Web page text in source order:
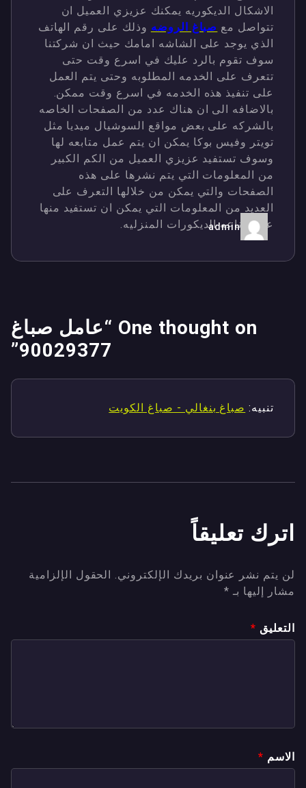
الاشكال الديكوريه يمكنك عزيزي العميل ان
تتواصل معصباغ الروضهوذلك على رقم الهاتف
الذي يوجد على الشاشه امامك حيث ان شركتنا
سوف تقوم بالرد عليك في اسرع وقت حتى
تتعرف على الخدمه المطلوبه وحتى يتم العمل
على تنفيذ هذه الخدمه في اسرع وقت ممكن.
بالاضافه الى ان هناك عدد من الصفحات الخاصه
بالشركه على بعض مواقع السوشيال ميديا مثل
تويتر وفيس بوكا يمكن ان يتم عمل متابعه لها
وسوف تستفيد عزيزي العميل من الكم الكبير
من المعلومات التي يتم نشرها على هذه
الصفحات والتي يمكن من خلالها التعرف على
العديد من المعلومات التي يمكن ان تستفيد منها
عند صناعه الديكورات المنزليه.
admin
One thought on “
عامل صباغ
90029377
”
تنبيه:صباغ بنغالي - صباغ الكويت
اترك تعليقاً
لن يتم نشر عنوان بريدك الإلكتروني. الحقول الإلزامية
مشار إليها بـ*
التعليق*
الاسم*